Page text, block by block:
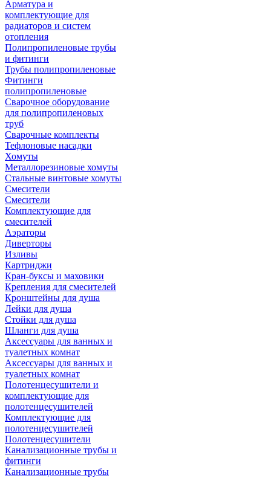
Арматура и
комплектующие для
радиаторов и систем
отопления
Полипропиленовые трубы
и фитинги
Трубы полипропиленовые
Фитинги
полипропиленовые
Сварочное оборудование
для полипропиленовых
труб
Сварочные комплекты
Тефлоновые насадки
Хомуты
Металлорезиновые хомуты
Стальные винтовые хомуты
Смесители
Смесители
Комплектующие для
смесителей
Аэраторы
Диверторы
Изливы
Картриджи
Кран-буксы и маховики
Крепления для смесителей
Кронштейны для душа
Лейки для душа
Стойки для душа
Шланги для душа
Аксессуары для ванных и
туалетных комнат
Аксессуары для ванных и
туалетных комнат
Полотенцесушители и
комплектующие для
полотенцесушителей
Комплектующие для
полотенцесушителей
Полотенцесушители
Канализационные трубы и
фитинги
Канализационные трубы